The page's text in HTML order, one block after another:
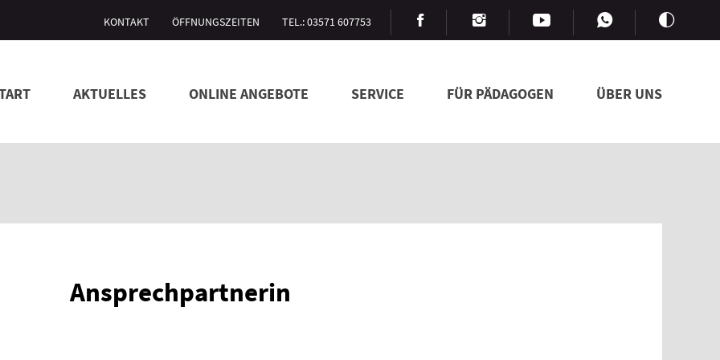
KONTAKT ÖFFNUNGSZEITEN TEL.: 03571 607753
AKTUELLES ONLINE ANGEBOTE SERVICE FÜR PÄDAGOGEN ÜBER UNS
Ansprechpartnerin